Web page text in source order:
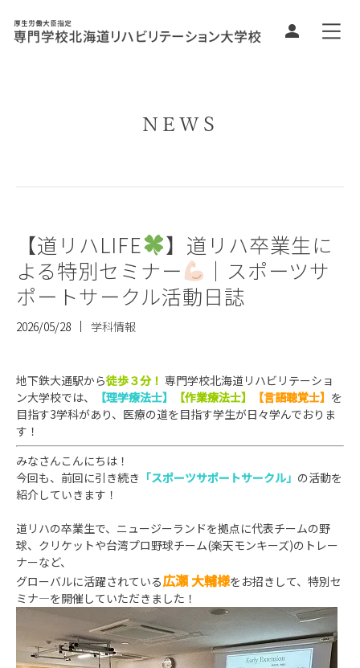
NEWS
【道リハLIFE
】道リハ卒業生に
よる特別セミナー
｜スポーツサ
ポートサークル活動日誌
2026/05/28 学科情報
地下鉄大通駅から徒歩３分！ 専門学校北海道リハビリテーショ
ン大学校では、
【理学療法士】 【作業療法士】 【言語聴覚士】 を
目指す3学科があり、医療の道を目指す学生が日々学んでおりま
す！
みなさんこんにちは！
今回も、前回に引き続き 「スポーツサポートサークル」 の活動を
紹介していきます！
道リハの卒業生で、ニュージーランドを拠点に代表チームの野
球、クリケットや台湾プロ野球チーム(楽天モンキーズ)のトレー
ナーなど、
グローバルに活躍されている広瀬 大輔様をお招きして、特別セ
ミナ―を開催していただきました！